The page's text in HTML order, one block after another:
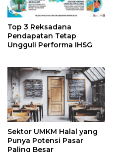
Top 3 Reksadana
Pendapatan Tetap
Ungguli Performa IHSG
Sektor UMKM Halal yang
Punya Potensi Pasar
Paling Besar